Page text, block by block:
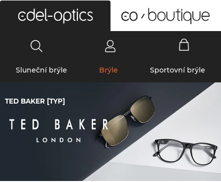
Sluneční brýle Brýle Sportovní brýle
TED BAKER [TYP]